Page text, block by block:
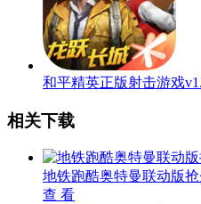
和平精英正版射击游戏
相关下载
地铁跑酷奥特曼联动版
查 看